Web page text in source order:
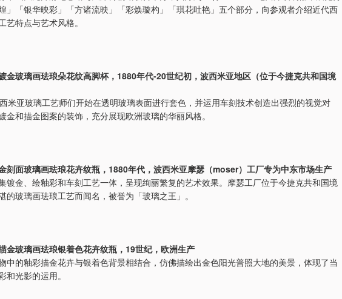
」「银华映彩」「方诸流映」「彩焕璇杓」「琪花吐艳」五个部分，向参观者介绍近代西
艺特点与艺术风格。
金玻璃画珐琅朵花纹高脚杯，1880年代-20世纪初，波西米亚地区（位于今捷克共和国境
米亚玻璃工艺师们开始在透明玻璃表面进行套色，并运用车刻技术创造出强烈的视觉对
金和描金图案的装饰，充分展现欧洲玻璃的华丽风格。
刻面玻璃画珐琅花卉纹瓶，1880年代，波西米亚摩瑟（moser）工厂专为中东市场生产
镀金、绘釉彩和车刻工艺一体，呈现绚丽繁复的艺术效果。摩瑟工厂位于今捷克共和国境
的玻璃画珐琅工艺而闻名，被誉为「玻璃之王」。
金玻璃画珐琅银着色花卉纹瓶，19世纪，欧洲生产
中的釉彩描金花卉与银着色背景相结合，仿佛描绘出金色阳光普照大地的美景，体现了当
和光影的运用。